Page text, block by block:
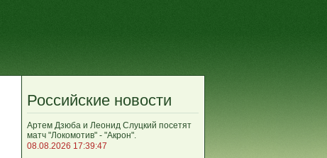
Российские новости
Артем Дзюба и Леонид Слуцкий посетят
матч "Локомотив" - "Акрон".
08.08.2026 17:39:47